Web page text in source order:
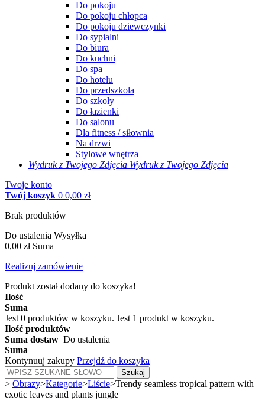
Do pokoju
Do pokoju chłopca
Do pokoju dziewczynki
Do sypialni
Do biura
Do kuchni
Do spa
Do hotelu
Do przedszkola
Do szkoły
Do łazienki
Do salonu
Dla fitness / siłownia
Na drzwi
Stylowe wnętrza
Wydruk z Twojego Zdjęcia Wydruk z Twojego Zdjęcia
Twoje konto
Twój koszyk 0 0,00 zł
Brak produktów
Do ustalenia Wysyłka
0,00 zł Suma
Realizuj zamówienie
Produkt został dodany do koszyka!
Ilość
Suma
Jest 0 produktów w koszyku. Jest 1 produkt w koszyku.
Ilość produktów
Suma dostaw Do ustalenia
Suma
Kontynuuj zakupy Przejdź do koszyka
Szukaj
> Obrazy>Kategorie>Liście>Trendy seamless tropical pattern with
exotic leaves and plants jungle